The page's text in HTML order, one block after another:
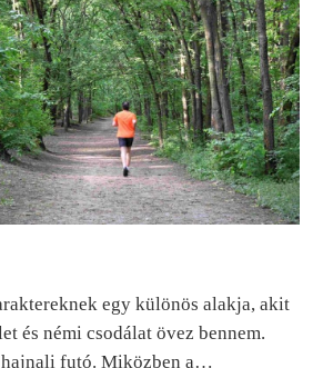
egy különös alakja, akit
és némi csodálat övez bennem.
hajnali futó. Miközben a…